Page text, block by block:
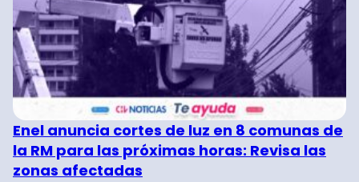
Enel anuncia cortes de luz en 8 comunas de
la RM para las próximas horas: Revisa las
zonas afectadas